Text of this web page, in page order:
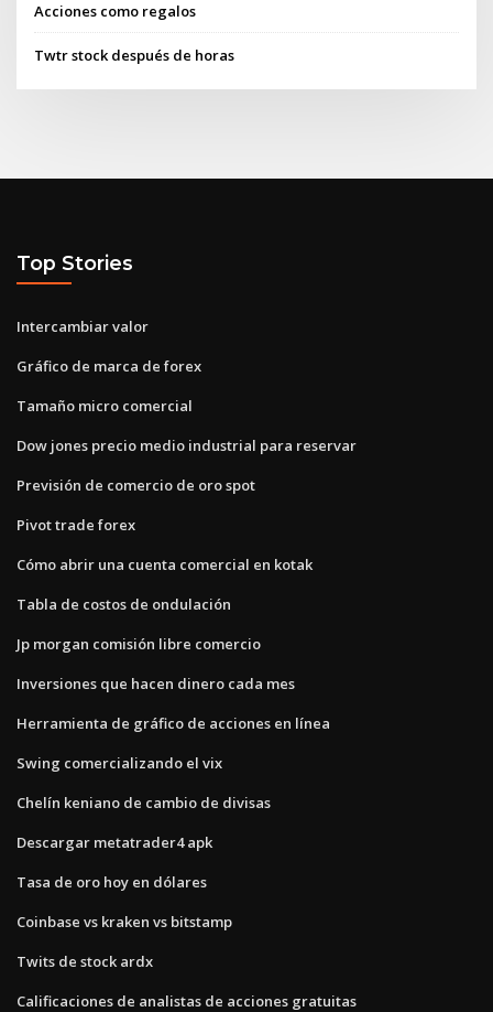
Acciones como regalos
Twtr stock después de horas
Top Stories
Intercambiar valor
Gráfico de marca de forex
Tamaño micro comercial
Dow jones precio medio industrial para reservar
Previsión de comercio de oro spot
Pivot trade forex
Cómo abrir una cuenta comercial en kotak
Tabla de costos de ondulación
Jp morgan comisión libre comercio
Inversiones que hacen dinero cada mes
Herramienta de gráfico de acciones en línea
Swing comercializando el vix
Chelín keniano de cambio de divisas
Descargar metatrader4 apk
Tasa de oro hoy en dólares
Coinbase vs kraken vs bitstamp
Twits de stock ardx
Calificaciones de analistas de acciones gratuitas